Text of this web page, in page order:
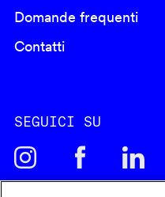
Domande frequenti
Contatti
SEGUICI SU